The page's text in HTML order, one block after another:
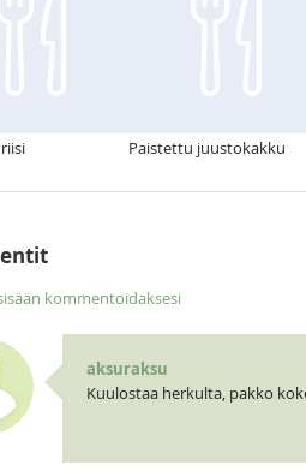
Paistettu juustokakku
kommentoidaksesi
aksuraksu
Kuulostaa herkulta, pakko